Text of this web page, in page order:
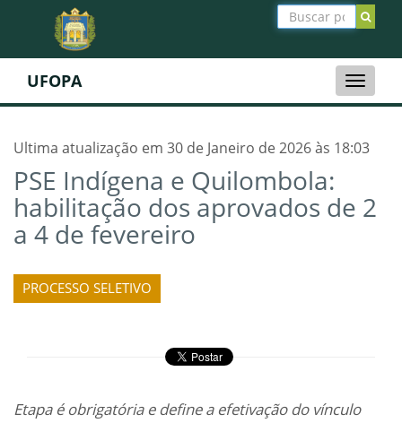
Toggle
UFOPA
Ultima atualização em 30 de Janeiro de 2026 às 18:03
PSE Indígena e Quilombola:
habilitação dos aprovados de 2
a 4 de fevereiro
PROCESSO SELETIVO
Etapa é obrigatória e define a efetivação do vínculo